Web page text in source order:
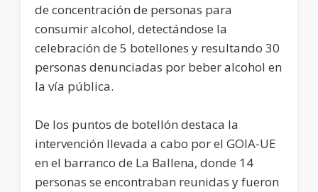
de concentración de personas para
consumir alcohol, detectándose la
celebración de 5 botellones y resultando 30
personas denunciadas por beber alcohol en
la vía pública.
De los puntos de botellón destaca la
intervención llevada a cabo por el GOIA-UE
en el barranco de La Ballena, donde 14
personas se encontraban reunidas y fueron